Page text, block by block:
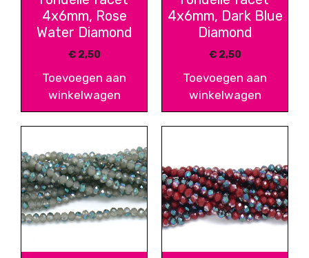
4x6mm, Rose
Water Diamond
€2,50
Toevoegen aan
winkelwagen
4x6mm, Dark Blue
Diamond
€2,50
Toevoegen aan
winkelwagen